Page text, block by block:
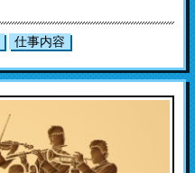
仕事内容